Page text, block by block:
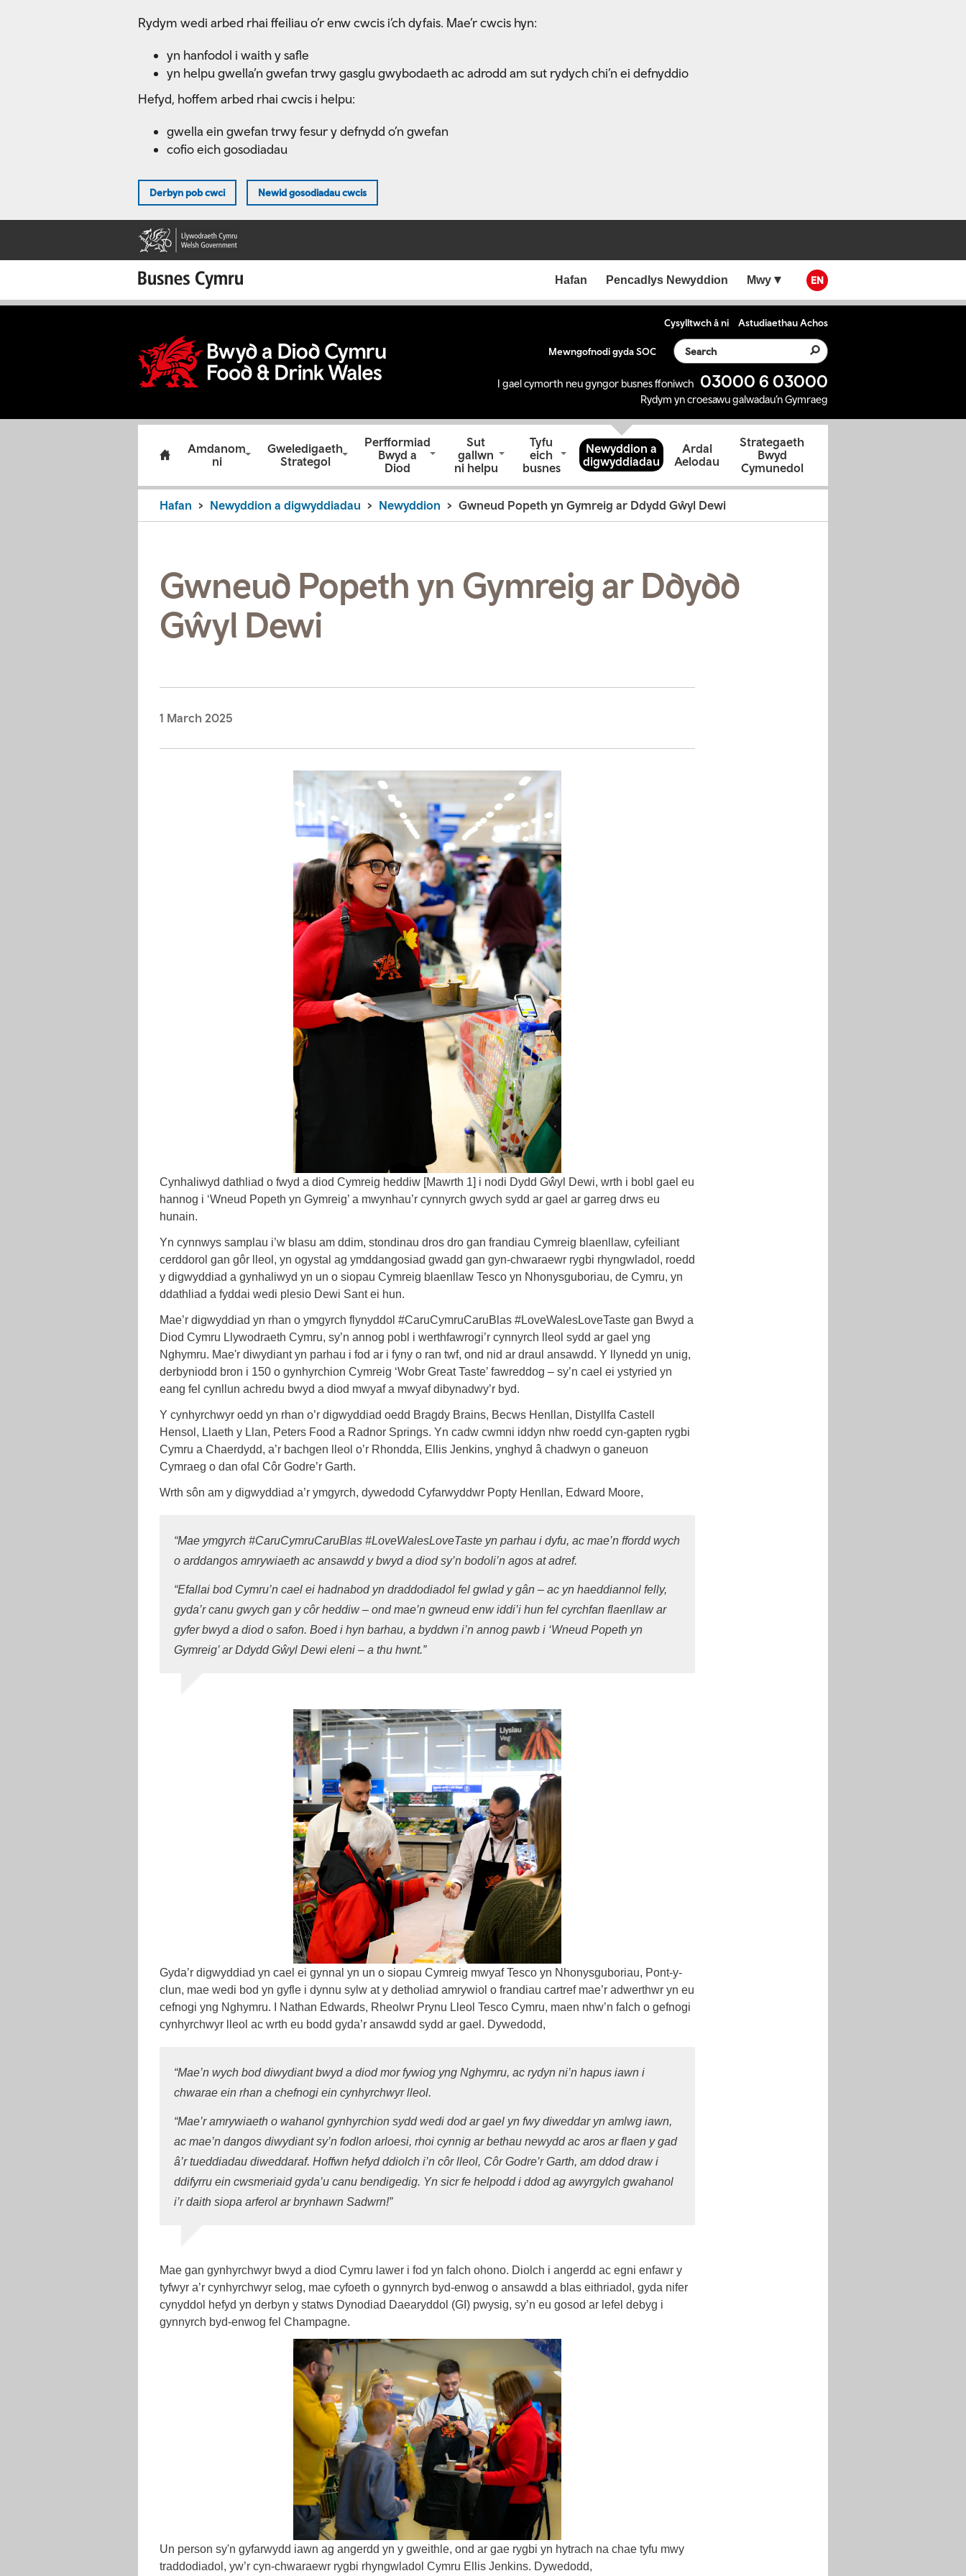
Rydym wedi arbed rhai ffeiliau o’r enw cwcis i’ch dyfais. Mae’r cwcis hyn:
yn hanfodol i waith y safle
yn helpu gwella’n gwefan trwy gasglu gwybodaeth ac adrodd am sut rydych chi’n ei defnyddio
Hefyd, hoffem arbed rhai cwcis i helpu:
gwella ein gwefan trwy fesur y defnydd o’n gwefan
cofio eich gosodiadau
Derbyn pob cwci Newid gosodiadau cwcis
EN
Hafan Pencadlys Newyddion Mwy
Cysylltwch â ni Astudiaethau Achos
Mewngofnodi gyda SOC
I gael cymorth neu gyngor busnes ffoniwch 03000 6 03000
Rydym yn croesawu galwadau’n Gymraeg
Amdanom
ni
Gweledigaeth
Strategol
Perfformiad
Bwyd a
Diod
Sut
gallwn
ni helpu
Tyfu
eich
busnes
Newyddion a
digwyddiadau
Ardal
Aelodau
Strategaeth
Bwyd
Cymunedol
Hafan Newyddion a digwyddiadau Newyddion Gwneud Popeth yn Gymreig ar Ddydd Gŵyl Dewi
Gwneud Popeth yn Gymreig ar Ddydd
Gŵyl Dewi
1 March 2025
Cynhaliwyd dathliad o fwyd a diod Cymreig heddiw [Mawrth 1] i nodi Dydd Gŵyl Dewi, wrth i bobl gael eu
hannog i ‘Wneud Popeth yn Gymreig’ a mwynhau’r cynnyrch gwych sydd ar gael ar garreg drws eu
hunain.
Yn cynnwys samplau i’w blasu am ddim, stondinau dros dro gan frandiau Cymreig blaenllaw, cyfeiliant
cerddorol gan gôr lleol, yn ogystal ag ymddangosiad gwadd gan gyn-chwaraewr rygbi rhyngwladol, roedd
y digwyddiad a gynhaliwyd yn un o siopau Cymreig blaenllaw Tesco yn Nhonysguboriau, de Cymru, yn
ddathliad a fyddai wedi plesio Dewi Sant ei hun.
Mae’r digwyddiad yn rhan o ymgyrch flynyddol #CaruCymruCaruBlas #LoveWalesLoveTaste gan Bwyd a
Diod Cymru Llywodraeth Cymru, sy’n annog pobl i werthfawrogi’r cynnyrch lleol sydd ar gael yng
Nghymru. Mae'r diwydiant yn parhau i fod ar i fyny o ran twf, ond nid ar draul ansawdd. Y llynedd yn unig,
derbyniodd bron i 150 o gynhyrchion Cymreig ‘Wobr Great Taste’ fawreddog – sy’n cael ei ystyried yn
eang fel cynllun achredu bwyd a diod mwyaf a mwyaf dibynadwy’r byd.
Y cynhyrchwyr oedd yn rhan o’r digwyddiad oedd Bragdy Brains, Becws Henllan, Distyllfa Castell
Hensol, Llaeth y Llan, Peters Food a Radnor Springs. Yn cadw cwmni iddyn nhw roedd cyn-gapten rygbi
Cymru a Chaerdydd, a’r bachgen lleol o’r Rhondda, Ellis Jenkins, ynghyd â chadwyn o ganeuon
Cymraeg o dan ofal Côr Godre’r Garth.
Wrth sôn am y digwyddiad a’r ymgyrch, dywedodd Cyfarwyddwr Popty Henllan, Edward Moore,
“Mae ymgyrch #CaruCymruCaruBlas #LoveWalesLoveTaste yn parhau i dyfu, ac mae’n ffordd wych
o arddangos amrywiaeth ac ansawdd y bwyd a diod sy’n bodoli’n agos at adref.
“Efallai bod Cymru’n cael ei hadnabod yn draddodiadol fel gwlad y gân – ac yn haeddiannol felly,
gyda’r canu gwych gan y côr heddiw – ond mae’n gwneud enw iddi’i hun fel cyrchfan flaenllaw ar
gyfer bwyd a diod o safon. Boed i hyn barhau, a byddwn i’n annog pawb i ‘Wneud Popeth yn
Gymreig’ ar Ddydd Gŵyl Dewi eleni – a thu hwnt.”
Gyda’r digwyddiad yn cael ei gynnal yn un o siopau Cymreig mwyaf Tesco yn Nhonysguboriau, Pont-y-
clun, mae wedi bod yn gyfle i dynnu sylw at y detholiad amrywiol o frandiau cartref mae’r adwerthwr yn eu
cefnogi yng Nghymru. I Nathan Edwards, Rheolwr Prynu Lleol Tesco Cymru, maen nhw’n falch o gefnogi
cynhyrchwyr lleol ac wrth eu bodd gyda’r ansawdd sydd ar gael. Dywedodd,
“Mae’n wych bod diwydiant bwyd a diod mor fywiog yng Nghymru, ac rydyn ni’n hapus iawn i
chwarae ein rhan a chefnogi ein cynhyrchwyr lleol.
“Mae’r amrywiaeth o wahanol gynhyrchion sydd wedi dod ar gael yn fwy diweddar yn amlwg iawn,
ac mae’n dangos diwydiant sy’n fodlon arloesi, rhoi cynnig ar bethau newydd ac aros ar flaen y gad
â’r tueddiadau diweddaraf. Hoffwn hefyd ddiolch i’n côr lleol, Côr Godre’r Garth, am ddod draw i
ddifyrru ein cwsmeriaid gyda’u canu bendigedig. Yn sicr fe helpodd i ddod ag awyrgylch gwahanol
i’r daith siopa arferol ar brynhawn Sadwrn!”
Mae gan gynhyrchwyr bwyd a diod Cymru lawer i fod yn falch ohono. Diolch i angerdd ac egni enfawr y
tyfwyr a’r cynhyrchwyr selog, mae cyfoeth o gynnyrch byd-enwog o ansawdd a blas eithriadol, gyda nifer
cynyddol hefyd yn derbyn y statws Dynodiad Daearyddol (GI) pwysig, sy’n eu gosod ar lefel debyg i
gynnyrch byd-enwog fel Champagne.
Un person sy'n gyfarwydd iawn ag angerdd yn y gweithle, ond ar gae rygbi yn hytrach na chae tyfu mwy
traddodiadol, yw’r cyn-chwaraewr rygbi rhyngwladol Cymru Ellis Jenkins. Dywedodd,